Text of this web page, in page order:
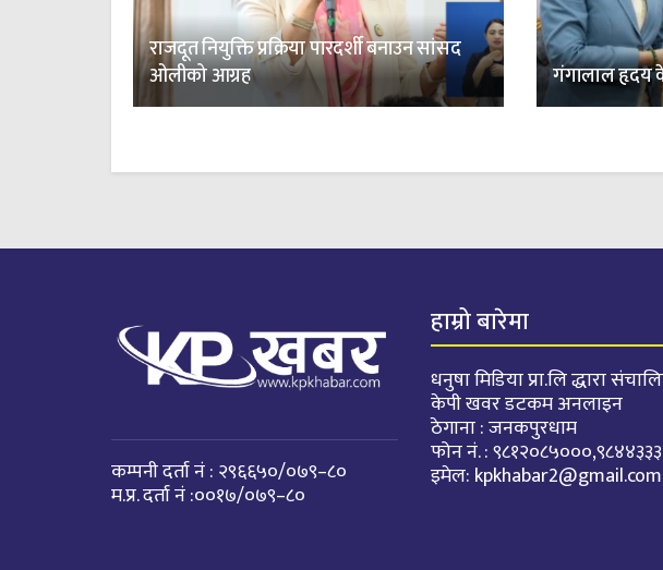
राजदूत नियुक्ति प्रक्रिया पारदर्शी बनाउन सांसद
ओलीको आग्रह
गंगालाल हृदय
कम्पनी दर्ता नं : २९६६५०/०७९–८०
म.प्र. दर्ता नं :००१७/०७९–८०
हाम्रो बारेमा
धनुषा मिडिया प्रा.लि द्धारा
केपी खवर डटकम अनलाइन
ठेगाना : जनकपुरधाम
फोन नं. :
इमेल: kpkhabar2@gmail.com